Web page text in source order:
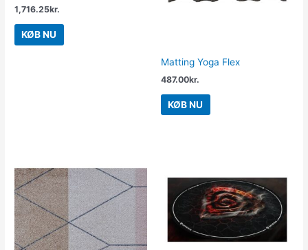
1,716.25kr.
KØB NU
Matting Yoga Flex
487.00kr.
KØB NU